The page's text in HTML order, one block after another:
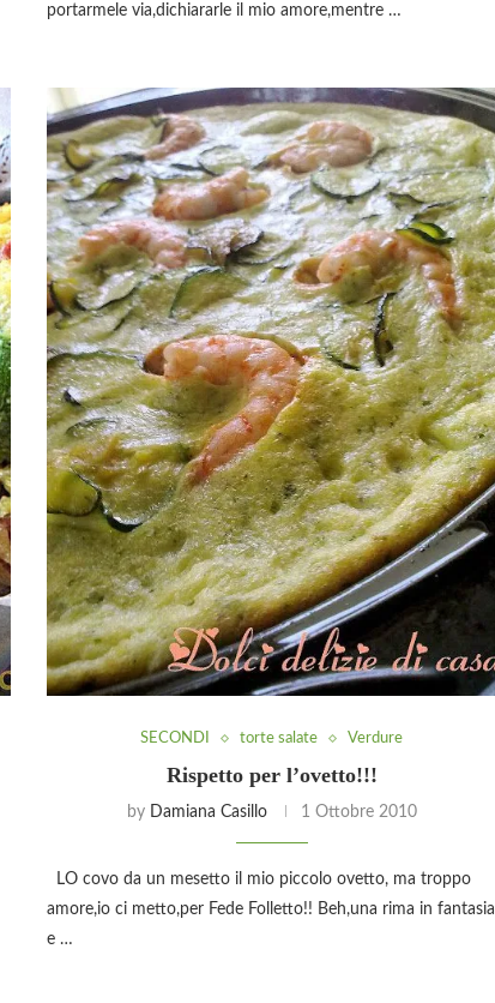
portarmele via,dichiararle il mio amore,mentre …
SECONDI torte salate Verdure
Rispetto per l’ovetto!!!
by Damiana Casillo 1 Ottobre 2010
LO covo da un mesetto il mio piccolo ovetto, ma troppo
amore,io ci metto,per Fede Folletto!! Beh,una rima in fantasia
e …